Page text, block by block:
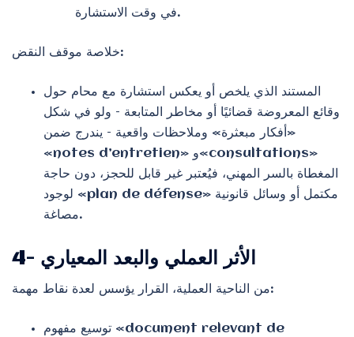
في وقت الاستشارة.
خلاصة موقف النقض:
المستند الذي يلخص أو يعكس استشارة مع محام حول
وقائع المعروضة قضائيًا أو مخاطر المتابعة – ولو في شكل
«أفكار مبعثرة» وملاحظات واقعية – يندرج ضمن
«notes d’entretien» و«consultations»
المغطاة بالسر المهني، فيُعتبر غير قابل للحجز، دون حاجة
لوجود «plan de défense» مكتمل أو وسائل قانونية
مصاغة.
4- الأثر العملي والبعد المعياري
من الناحية العملية، القرار يؤسس لعدة نقاط مهمة:
توسيع مفهوم «document relevant de